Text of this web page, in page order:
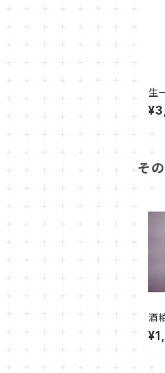
生
そ
酒
個